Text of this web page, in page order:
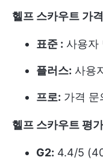
헬프 스카우트 가격
표준 : 사용자
플러스: 사용
프로: 가격 문
헬프 스카우트평
G2: 4.4/5